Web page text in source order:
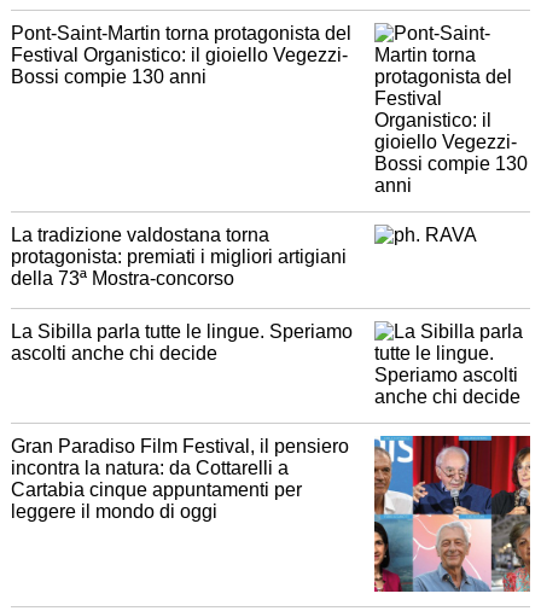
Pont-Saint-Martin torna protagonista del
Festival Organistico: il gioiello Vegezzi-
Bossi compie 130 anni
La tradizione valdostana torna
protagonista: premiati i migliori artigiani
della 73ª Mostra-concorso
La Sibilla parla tutte le lingue. Speriamo
ascolti anche chi decide
Gran Paradiso Film Festival, il pensiero
incontra la natura: da Cottarelli a
Cartabia cinque appuntamenti per
leggere il mondo di oggi